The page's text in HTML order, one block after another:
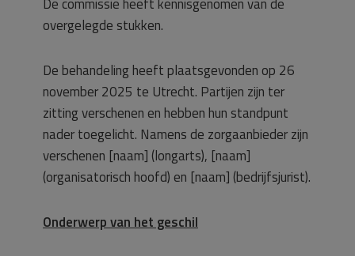
overgelegde stukken.
De behandeling heeft plaatsgevonden op 26
november 2025 te Utrecht. Partijen zijn ter
zitting verschenen en hebben hun standpunt
nader toegelicht. Namens de zorgaanbieder zijn
verschenen [naam] (longarts), [naam]
(organisatorisch hoofd) en [naam] (bedrijfsjurist).
Onderwerp van het geschil